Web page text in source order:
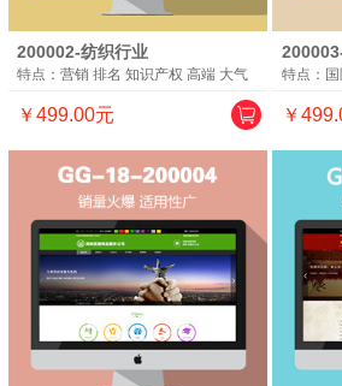
200002-纺织行业
特点：营销 排名 知识产权 高端 大气
￥499.00元 ￥